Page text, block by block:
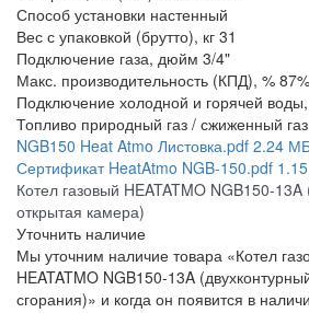
Способ установки настенный
Вес с упаковкой (брутто), кг 31
Подключение газа, дюйм 3/4"
Макс. производительность (КПД), % 87%
Подключение холодной и горячей
Топливо природный газ / сжиженный газ
NGB150 Heat Atmo Листовка.pdf 2.24
Сертификат HeatAtmo NGB-150.pdf
Котел газовый HEATATMO NGB150-13A
открытая камера)
Уточнить наличие
Мы уточним наличие товара «Котел
HEATATMO NGB150-13A
сгорания)» и когда он появится в